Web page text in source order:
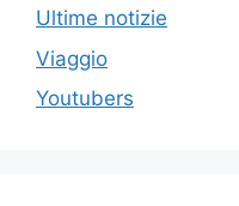
Ultime notizie
Viaggio
Youtubers